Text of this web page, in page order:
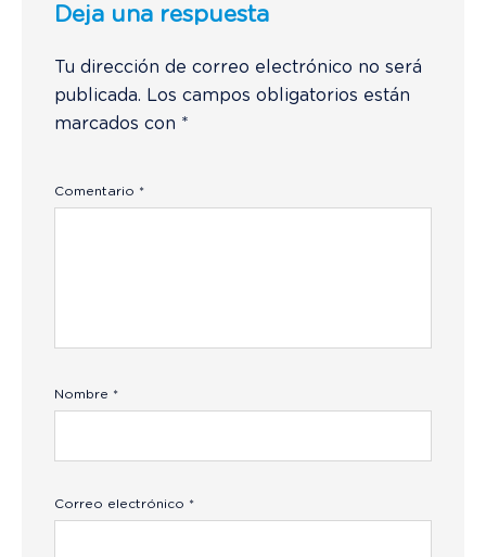
Deja una respuesta
Tu dirección de correo electrónico no será
publicada. Los campos obligatorios están
marcados con *
Comentario *
Nombre *
Correo electrónico *